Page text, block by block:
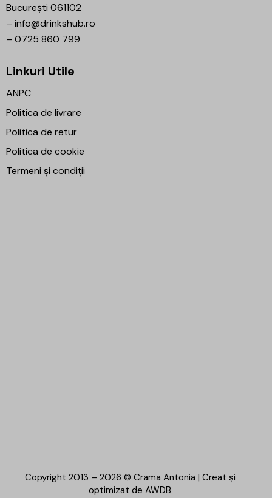
București 061102
– info@drinkshub.ro
– 0725 860 799
Linkuri Utile
ANPC
Politica de livrare
Politica de retur
Politica de cookie
Termeni și condiții
Copyright 2013 – 2026 © Crama Antonia | Creat și
optimizat de AWDB